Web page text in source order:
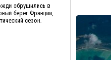
обрушились в
берег Франции,
сезон.